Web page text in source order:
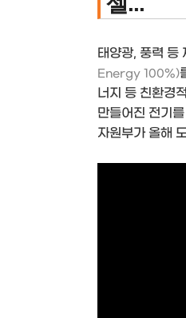
태양광, 풍력 등
Energy 100%)
너지 등 친환경
만들어진 전기
자원부가 올해